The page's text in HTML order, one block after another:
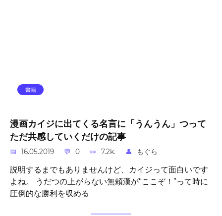
書籍
漫画カイジに出てくる名言に「うんうん」つって
ただ共感していくだけの記事
16.05.2019 0 7.2k. もぐら
説明するまでもありませんけど、カイジって面白いです
よね。 うだつの上がらない無頼漢が“ここぞ！”って時に
圧倒的な勝利を収める